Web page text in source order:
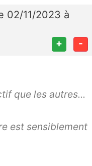
02/11/2023 à
+ -
que les autres...
est sensiblement